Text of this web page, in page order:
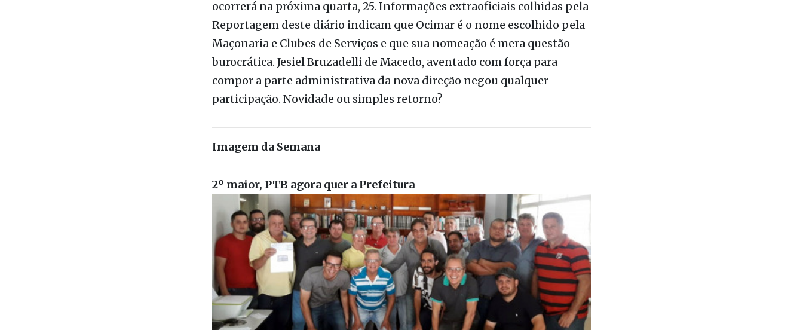
professor Ocimar Castro, indicado pelo Conselho Docente (em uma
votação que contou com outros quatro nomes). Como obteve mais de
60% dos votos, Castro agora deve passar pela aprovação do Conselho
Curador, onde seu nome deve ser ratificado em novo escrutínio que
ocorrerá na próxima quarta, 25. Informações extraoficiais colhidas pela
Reportagem deste diário indicam que Ocimar é o nome escolhido pela
burocrática. Jesiel Bruzadelli de Macedo, aventado com força para
participação. Novidade ou simples retorno?
Imagem da Semana
2º maior, PTB agora quer a Prefeitura